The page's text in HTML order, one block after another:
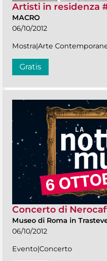
Artisti in residenza
MACRO
06/10/2012
Mostra|Arte
Gratis
Concerto di
Museo di Roma in
06/10/2012
Evento|Concerto